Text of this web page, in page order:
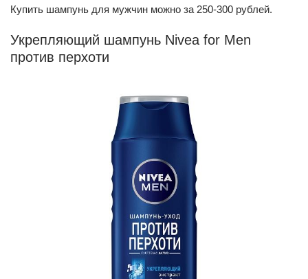
Купить шампунь для мужчин можно за 250-300 рублей.
Укрепляющий шампунь Nivea for Men
против перхоти